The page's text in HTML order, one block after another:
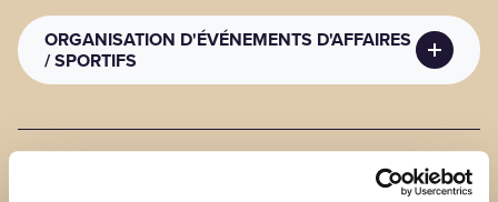
MODES DE CONTACT (PUBLICS)
Coordonnées
ORGANISATION D'ÉVÉNEMENTS D'AFFAIRES
/ SPORTIFS
MODES DE CONTACT COMMERCIAUX
Courriel: focus@focusninjagym.ca